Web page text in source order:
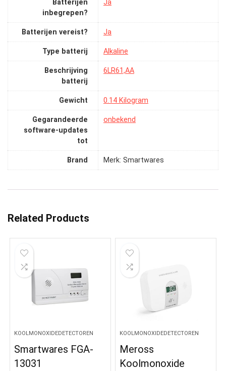
Batterijen
inbegrepen?
‎Ja
Batterijen vereist? ‎Ja
Type batterij ‎Alkaline
Beschrijving
batterij
‎6LR61,AA
Gewicht ‎0.14 Kilogram
Gegarandeerde
software-updates
tot
‎onbekend
Brand Merk: Smartwares
Related Products
KOOLMONOXIDEDETECTOREN
Smartwares FGA-
13031
KOOLMONOXIDEDETECTOREN
Meross
Koolmonoxide